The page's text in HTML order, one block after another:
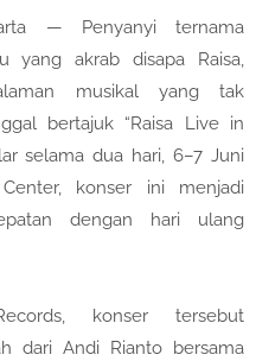
— Penyanyi ternama
yang akrab disapa Raisa,
musikal yang tak
bertajuk “Raisa Live in
selama dua hari, 6–7 Juni
konser ini menjadi
dengan hari ulang
konser tersebut
dari Andi Rianto bersama